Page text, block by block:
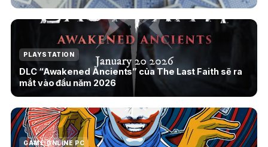
PLAYSTATION
DLC “Awakened Ancients” của The Last Faith sẽ ra
mắt vào đầu năm 2026
GAME ONLINE PC